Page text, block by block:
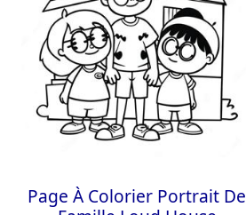
Page À Colorier Portrait De